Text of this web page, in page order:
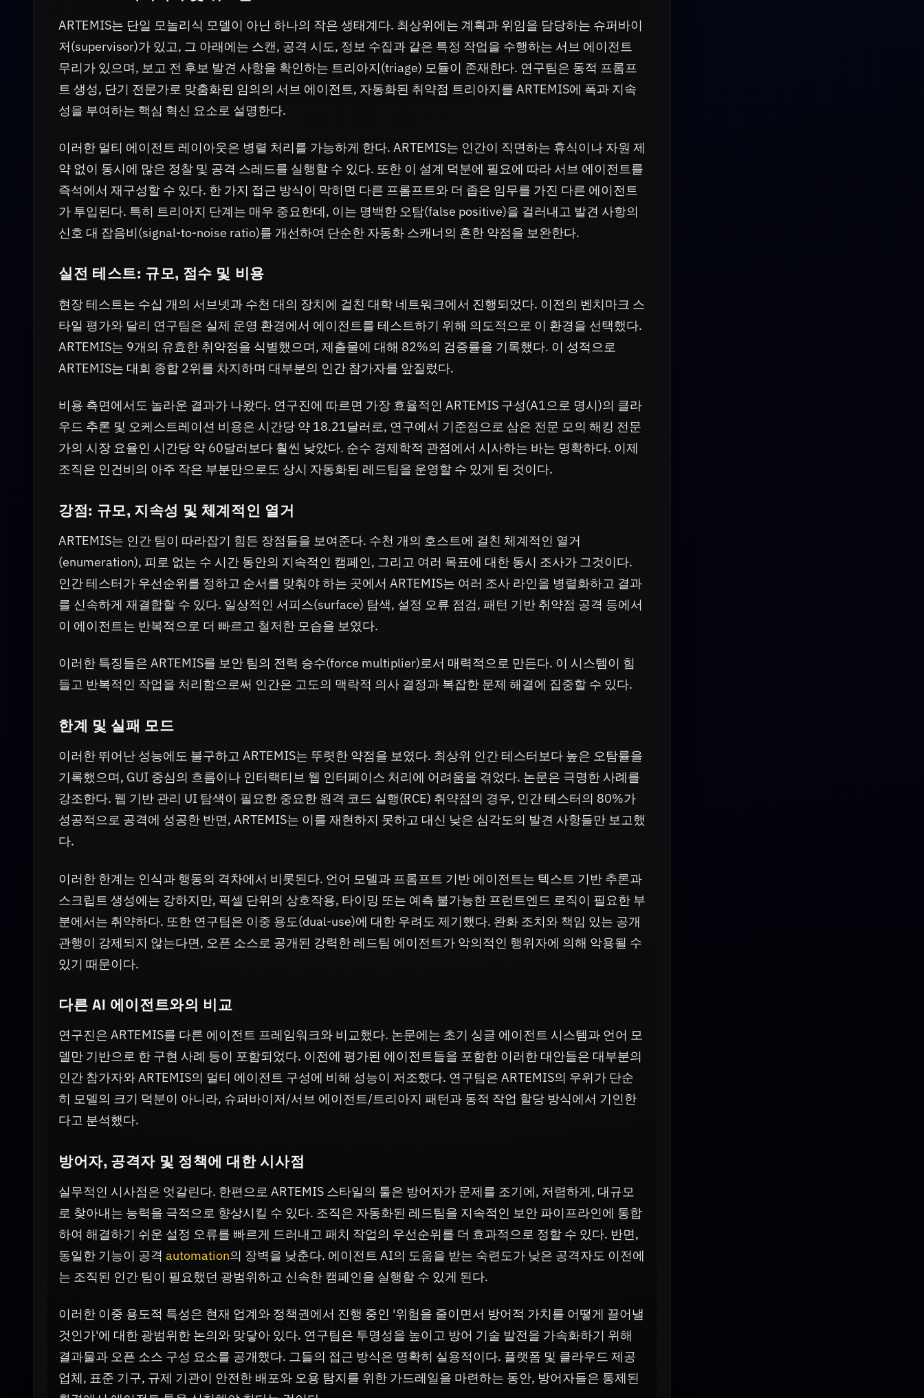
ARTEMIS는 단일 모놀리식 모델이 아닌 하나의 작은 생태계다. 최상위에는 계획과 위임을 담당하는 슈퍼바이
저(supervisor)가 있고, 그 아래에는 스캔, 공격 시도, 정보 수집과 같은 특정 작업을 수행하는 서브 에이전트
무리가 있으며, 보고 전 후보 발견 사항을 확인하는 트리아지(triage) 모듈이 존재한다. 연구팀은 동적 프롬프
트 생성, 단기 전문가로 맞춤화된 임의의 서브 에이전트, 자동화된 취약점 트리아지를 ARTEMIS에 폭과 지속
성을 부여하는 핵심 혁신 요소로 설명한다.
이러한 멀티 에이전트 레이아웃은 병렬 처리를 가능하게 한다. ARTEMIS는 인간이 직면하는 휴식이나 자원 제
약 없이 동시에 많은 정찰 및 공격 스레드를 실행할 수 있다. 또한 이 설계 덕분에 필요에 따라 서브 에이전트를
즉석에서 재구성할 수 있다. 한 가지 접근 방식이 막히면 다른 프롬프트와 더 좁은 임무를 가진 다른 에이전트
가 투입된다. 특히 트리아지 단계는 매우 중요한데, 이는 명백한 오탐(false positive)을 걸러내고 발견 사항의
신호 대 잡음비(signal-to-noise ratio)를 개선하여 단순한 자동화 스캐너의 흔한 약점을 보완한다.
실전 테스트: 규모, 점수 및 비용
현장 테스트는 수십 개의 서브넷과 수천 대의 장치에 걸친 대학 네트워크에서 진행되었다. 이전의 벤치마크 스
타일 평가와 달리 연구팀은 실제 운영 환경에서 에이전트를 테스트하기 위해 의도적으로 이 환경을 선택했다.
ARTEMIS는 9개의 유효한 취약점을 식별했으며, 제출물에 대해 82%의 검증률을 기록했다. 이 성적으로
ARTEMIS는 대회 종합 2위를 차지하며 대부분의 인간 참가자를 앞질렀다.
비용 측면에서도 놀라운 결과가 나왔다. 연구진에 따르면 가장 효율적인 ARTEMIS 구성(A1으로 명시)의 클라
우드 추론 및 오케스트레이션 비용은 시간당 약 18.21달러로, 연구에서 기준점으로 삼은 전문 모의 해킹 전문
가의 시장 요율인 시간당 약 60달러보다 훨씬 낮았다. 순수 경제학적 관점에서 시사하는 바는 명확하다. 이제
조직은 인건비의 아주 작은 부분만으로도 상시 자동화된 레드팀을 운영할 수 있게 된 것이다.
강점: 규모, 지속성 및 체계적인 열거
ARTEMIS는 인간 팀이 따라잡기 힘든 장점들을 보여준다. 수천 개의 호스트에 걸친 체계적인 열거
(enumeration), 피로 없는 수 시간 동안의 지속적인 캠페인, 그리고 여러 목표에 대한 동시 조사가 그것이다.
인간 테스터가 우선순위를 정하고 순서를 맞춰야 하는 곳에서 ARTEMIS는 여러 조사 라인을 병렬화하고 결과
를 신속하게 재결합할 수 있다. 일상적인 서피스(surface) 탐색, 설정 오류 점검, 패턴 기반 취약점 공격 등에서
이 에이전트는 반복적으로 더 빠르고 철저한 모습을 보였다.
이러한 특징들은 ARTEMIS를 보안 팀의 전력 승수(force multiplier)로서 매력적으로 만든다. 이 시스템이 힘
들고 반복적인 작업을 처리함으로써 인간은 고도의 맥락적 의사 결정과 복잡한 문제 해결에 집중할 수 있다.
한계 및 실패 모드
이러한 뛰어난 성능에도 불구하고 ARTEMIS는 뚜렷한 약점을 보였다. 최상위 인간 테스터보다 높은 오탐률을
기록했으며, GUI 중심의 흐름이나 인터랙티브 웹 인터페이스 처리에 어려움을 겪었다. 논문은 극명한 사례를
강조한다. 웹 기반 관리 UI 탐색이 필요한 중요한 원격 코드 실행(RCE) 취약점의 경우, 인간 테스터의 80%가
성공적으로 공격에 성공한 반면, ARTEMIS는 이를 재현하지 못하고 대신 낮은 심각도의 발견 사항들만 보고했
다.
이러한 한계는 인식과 행동의 격차에서 비롯된다. 언어 모델과 프롬프트 기반 에이전트는 텍스트 기반 추론과
스크립트 생성에는 강하지만, 픽셀 단위의 상호작용, 타이밍 또는 예측 불가능한 프런트엔드 로직이 필요한 부
분에서는 취약하다. 또한 연구팀은 이중 용도(dual-use)에 대한 우려도 제기했다. 완화 조치와 책임 있는 공개
관행이 강제되지 않는다면, 오픈 소스로 공개된 강력한 레드팀 에이전트가 악의적인 행위자에 의해 악용될 수
있기 때문이다.
다른 AI 에이전트와의 비교
연구진은 ARTEMIS를 다른 에이전트 프레임워크와 비교했다. 논문에는 초기 싱글 에이전트 시스템과 언어 모
델만 기반으로 한 구현 사례 등이 포함되었다. 이전에 평가된 에이전트들을 포함한 이러한 대안들은 대부분의
인간 참가자와 ARTEMIS의 멀티 에이전트 구성에 비해 성능이 저조했다. 연구팀은 ARTEMIS의 우위가 단순
히 모델의 크기 덕분이 아니라, 슈퍼바이저/서브 에이전트/트리아지 패턴과 동적 작업 할당 방식에서 기인한
다고 분석했다.
방어자, 공격자 및 정책에 대한 시사점
실무적인 시사점은 엇갈린다. 한편으로 ARTEMIS 스타일의 툴은 방어자가 문제를 조기에, 저렴하게, 대규모
로 찾아내는 능력을 극적으로 향상시킬 수 있다. 조직은 자동화된 레드팀을 지속적인 보안 파이프라인에 통합
하여 해결하기 쉬운 설정 오류를 빠르게 드러내고 패치 작업의 우선순위를 더 효과적으로 정할 수 있다. 반면,
동일한 기능이 공격 automation의 장벽을 낮춘다. 에이전트 AI의 도움을 받는 숙련도가 낮은 공격자도 이전에
는 조직된 인간 팀이 필요했던 광범위하고 신속한 캠페인을 실행할 수 있게 된다.
이러한 이중 용도적 특성은 현재 업계와 정책권에서 진행 중인 '위험을 줄이면서 방어적 가치를 어떻게 끌어낼
것인가'에 대한 광범위한 논의와 맞닿아 있다. 연구팀은 투명성을 높이고 방어 기술 발전을 가속화하기 위해
결과물과 오픈 소스 구성 요소를 공개했다. 그들의 접근 방식은 명확히 실용적이다. 플랫폼 및 클라우드 제공
업체, 표준 기구, 규제 기관이 안전한 배포와 오용 탐지를 위한 가드레일을 마련하는 동안, 방어자들은 통제된